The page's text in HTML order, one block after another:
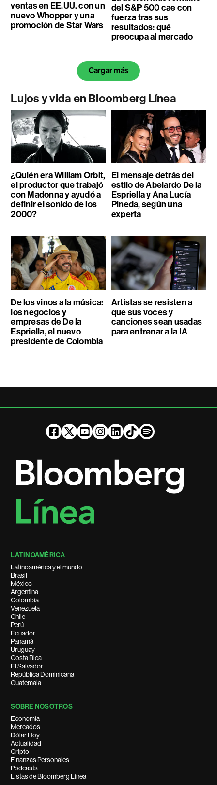
ventas en EE.UU. con un
nuevo Whopper y una
promoción de Star Wars
del S&P 500 cae con
fuerza tras sus
resultados: qué
preocupa al mercado
Cargar más
Lujos y vida en Bloomberg Línea
¿Quién era William Orbit,
el productor que trabajó
con Madonna y ayudó a
definir el sonido de los
2000?
El mensaje detrás del
estilo de Abelardo De la
Espriella y Ana Lucía
Pineda, según una
experta
De los vinos a la música:
los negocios y
empresas de De la
Espriella, el nuevo
presidente de Colombia
Artistas se resisten a
que sus voces y
canciones sean usadas
para entrenar a la IA
LATINOAMÉRICA
Latinoamérica y el mundo
Brasil
México
Argentina
Colombia
Venezuela
Chile
Perú
Ecuador
Panamá
Uruguay
Costa Rica
El Salvador
República Dominicana
Guatemala
SOBRE NOSOTROS
Economía
Mercados
Dólar Hoy
Actualidad
Cripto
Finanzas Personales
Podcasts
Listas de Bloomberg Línea